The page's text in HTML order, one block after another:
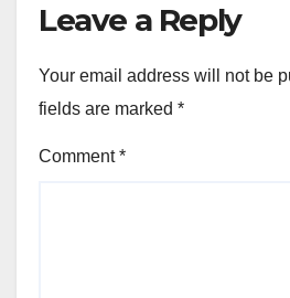
Leave a Reply
Your email address will not be
fields are marked *
Comment*